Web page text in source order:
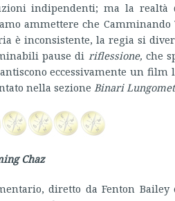
indipendenti; ma la
ammettere che
è inconsistente, la regia si
pause di riflessione, che
eccessivamente un
nella sezione Binari
Chaz
diretto da Fenton